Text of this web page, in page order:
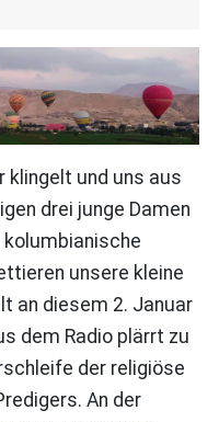
klingelt und uns aus
drei junge Damen
kolumbianische
unsere kleine
an diesem 2. Januar
dem Radio plärrt zu
der religiöse
An der